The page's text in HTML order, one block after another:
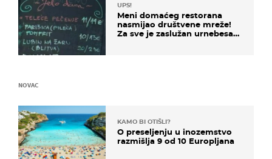
UPS!
Meni domaćeg restorana
nasmijao društvene mreže!
Za sve je zaslužan urnebesan
NOVAC
KAMO BI OTIŠLI?
O preseljenju u inozemstvo
razmišlja 9 od 10 Europljana